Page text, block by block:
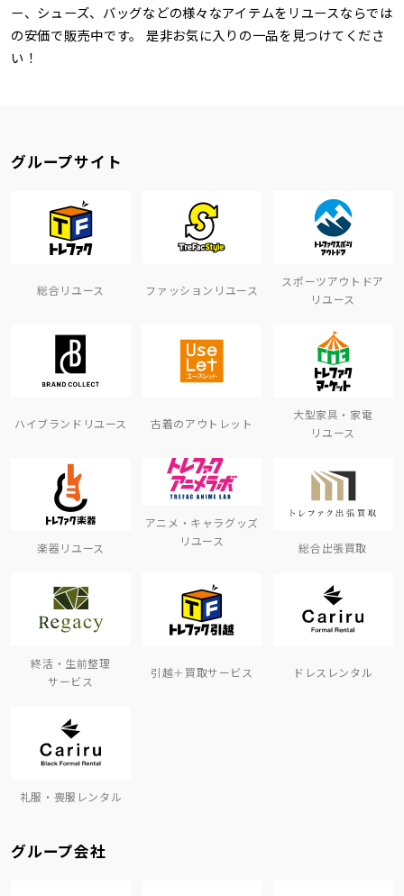
ー、シューズ、バッグなどの様々なアイテムをリユースならでは
の安価で販売中です。 是非お気に入りの一品を見つけてくださ
い！
グループサイト
総合リユース ファッションリユース
スポーツアウトドア
リユース
ハイブランドリユース 古着のアウトレット
大型家具・家電
リユース
楽器リユース
アニメ・キャラグッズ
リユース
総合出張買取
終活・生前整理
サービス
引越＋買取サービス ドレスレンタル
礼服・喪服レンタル
グループ会社